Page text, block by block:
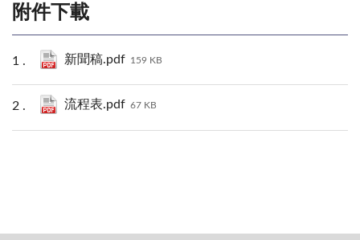
附件下載
新聞稿.pdf 159 KB
流程表.pdf 67 KB